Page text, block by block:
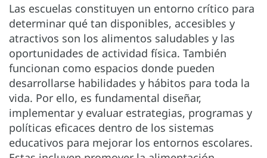
Las escuelas constituyen un entorno crítico para
determinar qué tan disponibles, accesibles y
atractivos son los alimentos saludables y las
oportunidades de actividad física. También
funcionan como espacios donde pueden
desarrollarse habilidades y hábitos para toda la
vida. Por ello, es fundamental diseñar,
implementar y evaluar estrategias, programas y
políticas eficaces dentro de los sistemas
educativos para mejorar los entornos escolares.